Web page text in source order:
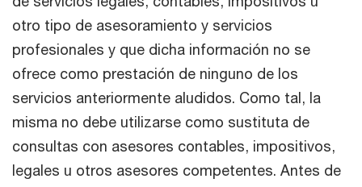
otro tipo de asesoramiento y servicios
profesionales y que dicha información no se
ofrece como prestación de ninguno de los
servicios anteriormente aludidos. Como tal, la
misma no debe utilizarse como sustituta de
consultas con asesores contables, impositivos,
legales u otros asesores competentes. Antes de